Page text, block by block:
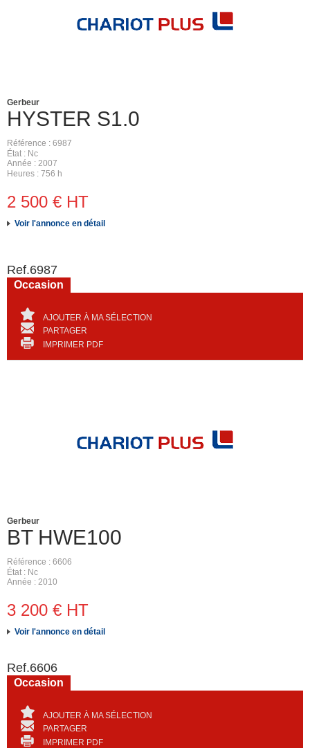
HYSTER S1.0
Gerbeur
Référence
6987
État
Nc
Année
2007
Heures
756 h
2 500 € HT
Voir l'annonce en détail
Ref.6987
Occasion
AJOUTER À MA SÉLECTION
PARTAGER
IMPRIMER PDF
BT HWE100
Gerbeur
Référence
6606
État
Nc
Année
2010
3 200 € HT
Voir l'annonce en détail
Ref.6606
Occasion
AJOUTER À MA SÉLECTION
PARTAGER
IMPRIMER PDF